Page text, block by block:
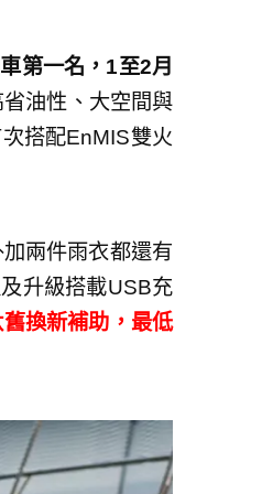
第一名，1至2月
省油性、大空間與
搭配EnMIS雙火
兩件雨衣都還有
升級搭載USB充
換新補助，最低